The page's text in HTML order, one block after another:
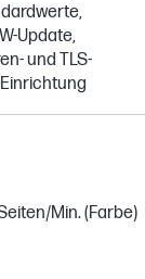
Update,
und TLS-
Min. (Farbe)